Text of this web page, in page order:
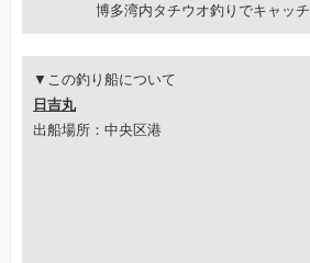
博多湾内タチウオ釣りでキャッチ
▼この釣り船について
日吉丸
出船場所：中央区港